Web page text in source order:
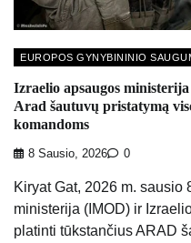
EUROPOS GYNYBININIO
Izraelio apsaugos
Arad šautuvų pristatymą
komandoms
8 Sausio, 2026 0
Kiryat Gat, 2026 m. sausio
ministerija (IMOD) ir
platinti tūkstančius ARAD